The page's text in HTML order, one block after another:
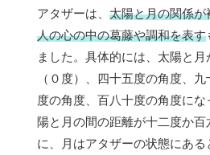
アタザーは、 太陽と月の関係が
人の心の中の葛藤や調和を表す
ました。具体的には、太陽と
（０度）、四十五度の角度、
度の角度、百八十度の角度に
陽と月の間の距離が十二度か
に、月はアタザーの状態にある